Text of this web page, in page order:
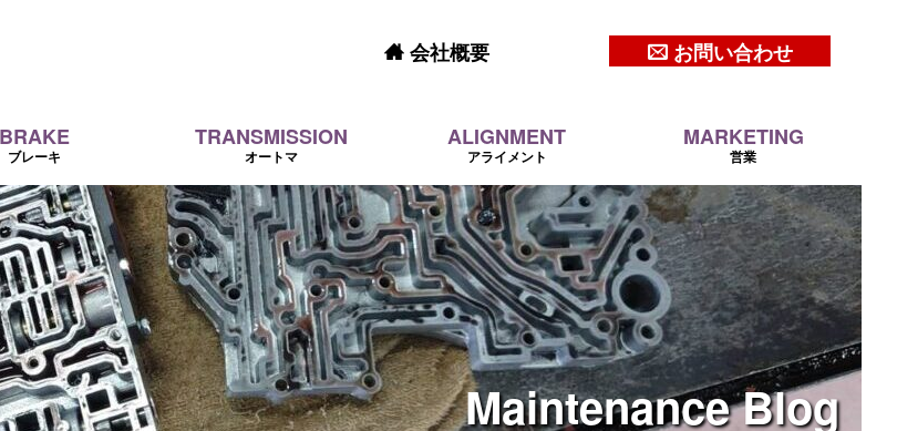
会社概要 お問い合わせ
BRAKE
ブレーキ
TRANSMISSION
オートマ
ALIGNMENT
アライメント
MARKETING
営業
MaintenanceBlog